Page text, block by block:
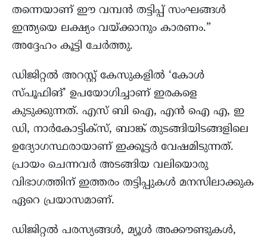
തന്നെയാണ് ഈ വമ്പൻ തട്ടിപ്പ് സംഘങ്ങൾ
ഇന്ത്യയെ ലക്ഷ്യം വയ്ക്കാനും കാരണം.”
അദ്ദേഹം കൂട്ടി ചേർത്തു.
ഡിജിറ്റൽ അറസ്റ്റ് കേസുകളിൽ ‘കോൾ
സ്പൂഫിങ്’ ഉപയോഗിച്ചാണ് ഇരകളെ
കുടുക്കുന്നത്. എസ് ബി ഐ, എൻ ഐ എ, ഇ
ഡി, നാർകോട്ടിക്സ്, ബാങ്ക് തുടങ്ങിയിടങ്ങളിലെ
ഉദ്യോഗസ്ഥരായാണ് ഇക്കൂട്ടർ വേഷമിടുന്നത്.
പ്രായം ചെന്നവർ അടങ്ങിയ വലിയൊരു
വിഭാഗത്തിന് ഇത്തരം തട്ടിപ്പുകൾ മനസിലാക്കുക
ഏറെ പ്രയാസമാണ്.
ഡിജിറ്റൽ പരസ്യങ്ങൾ, മ്യൂൾ അക്കൗണ്ടുകൾ,